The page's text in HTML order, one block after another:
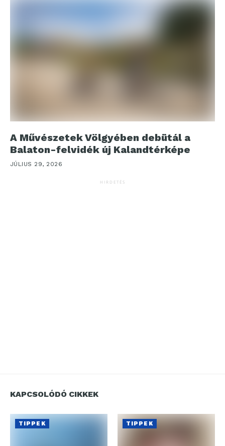
A Művészetek Völgyében debütál a
Balaton-felvidék új Kalandtérképe
JÚLIUS 29, 2026
HIRDETÉS
KAPCSOLÓDÓ CIKKEK
TIPPEK TIPPEK